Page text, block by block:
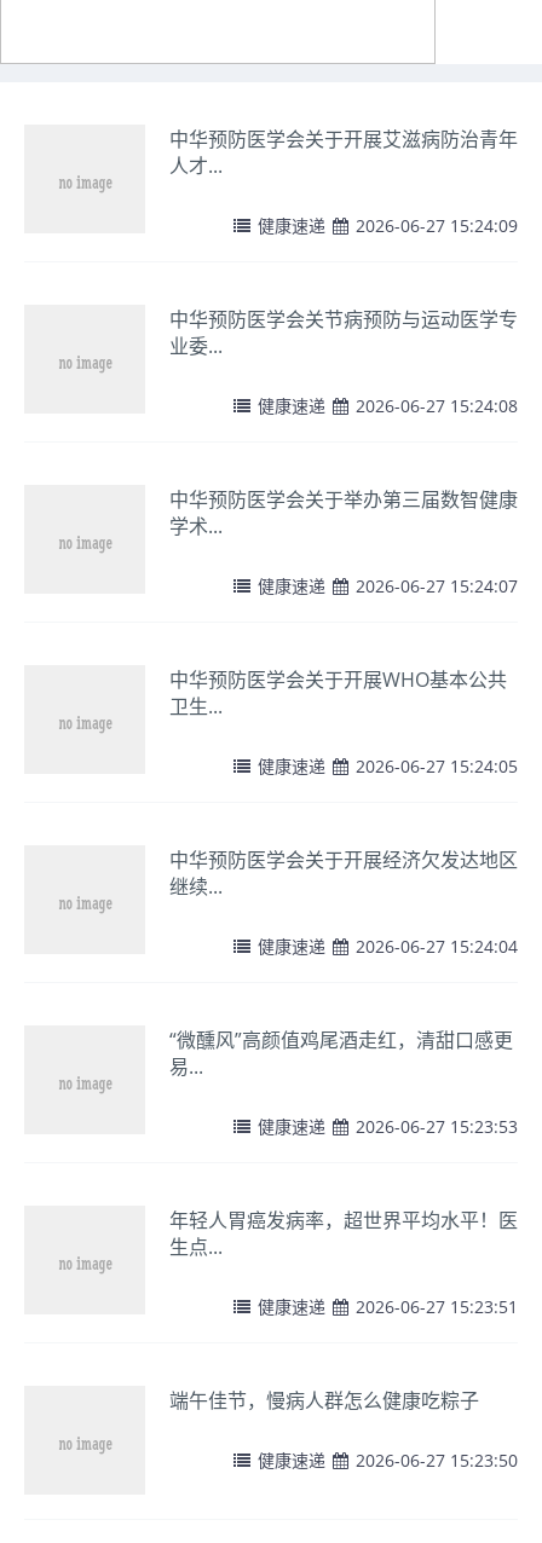
中华预防医学会关于开展艾滋病防治青年
人才...
健康速递 2026-06-27 15:24:09
中华预防医学会关节病预防与运动医学专
业委...
健康速递 2026-06-27 15:24:08
中华预防医学会关于举办第三届数智健康
学术...
健康速递 2026-06-27 15:24:07
中华预防医学会关于开展WHO基本公共
卫生...
健康速递 2026-06-27 15:24:05
中华预防医学会关于开展经济欠发达地区
继续...
健康速递 2026-06-27 15:24:04
“微醺风”高颜值鸡尾酒走红，清甜口感更
易...
健康速递 2026-06-27 15:23:53
年轻人胃癌发病率，超世界平均水平！医
生点...
健康速递 2026-06-27 15:23:51
端午佳节，慢病人群怎么健康吃粽子
健康速递 2026-06-27 15:23:50